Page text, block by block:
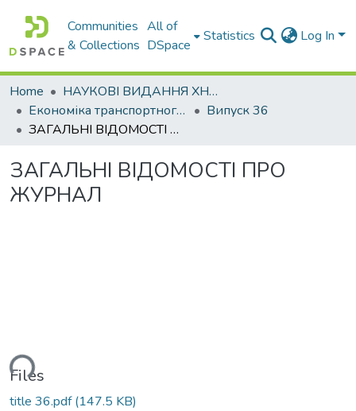
Communities
& Collections
All of
DSpace
Statistics Log In
Home
НАУКОВІ ВИДАННЯ ХНАДУ
Економіка транспортного комплексу
Випуск 36
ЗАГАЛЬНІ ВІДОМОСТІ ПРО ЖУРНАЛ
ЗАГАЛЬНІ ВІДОМОСТІ ПРО
ЖУРНАЛ
Files
title 36.pdf(147.5 KB)